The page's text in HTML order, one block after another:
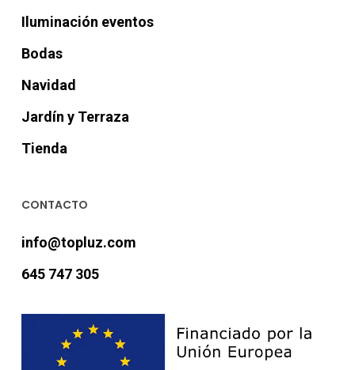
Iluminación eventos
Bodas
Navidad
Jardín y Terraza
Tienda
CONTACTO
info@topluz.com
645 747 305